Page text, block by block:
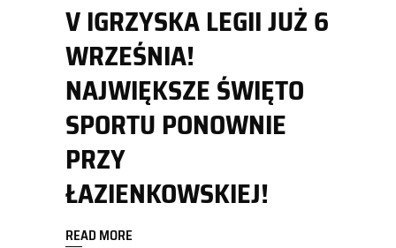
V IGRZYSKA LEGII JUŻ 6
WRZEŚNIA!
NAJWIĘKSZE ŚWIĘTO
SPORTU PONOWNIE
PRZY
ŁAZIENKOWSKIEJ!
READ MORE